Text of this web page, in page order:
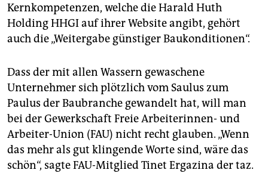
Kernkompetenzen, welche die Harald Huth
Holding HHGI auf ihrer Website angibt, gehört
auch die „Weitergabe günstiger Baukonditionen“.
Dass der mit allen Wassern gewaschene
Unternehmer sich plötzlich vom Saulus zum
Paulus der Baubranche gewandelt hat, will man
bei der Gewerkschaft Freie Arbeiterinnen- und
Arbeiter-Union (FAU) nicht recht glauben. „Wenn
das mehr als gut klingende Worte sind, wäre das
schön“, sagte FAU-Mitglied Tinet Ergazina der taz.